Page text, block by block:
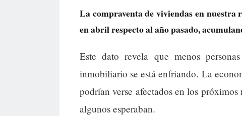
La compraventa de viviendas en nuestra
en abril respecto al año pasado,
Este dato revela que menos
inmobiliario se está enfriando. La
podrían verse afectados en los
algunos esperaban.